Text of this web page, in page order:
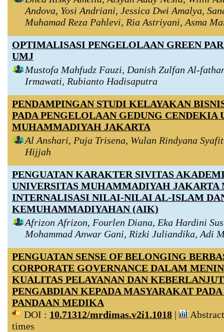
Andova, Yosi Andriani, Jessica Dwi Amalya,
Muhamad Reza Pahlevi, Ria Astriyani, Asma
OPTIMALISASI PENGELOLAAN GREEN
UMJ
Mustofa Mahfudz Fauzi, Danish Zulfan Al-
Irmawati, Rubianto Hadisaputra
PENDAMPINGAN STUDI KELAYAKAN
PADA PENGELOLAAN GEDUNG CENDEKIA
MUHAMMADIYAH JAKARTA
Al Anshari, Puja Trisena, Wulan Rindyana
Hijjah
PENGUATAN KARAKTER SIVITAS
UNIVERSITAS MUHAMMADIYAH JAKARTA
INTERNALISASI NILAI-NILAI AL-ISLAM
KEMUHAMMADIYAHAN (AIK)
Afrizon Afrizon, Fourlen Diana, Eka Hardini
Mohammad Anwar Gani, Rizki Juliandika, Adi
PENGUATAN SENSE OF BELONGING
CORPORATE GOVERNANCE DALAM
KUALITAS PELAYANAN DAN
PENGABDIAN KEPADA MASYARAKAT
PANDAAN MEDIKA
DOI : 10.71312/mrdimas.v2i1.1018 |
times